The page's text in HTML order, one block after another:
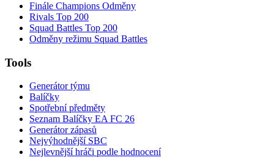
Finále Champions Odměny
Rivals Top 200
Squad Battles Top 200
Odměny režimu Squad Battles
Tools
Generátor týmu
Balíčky
Spotřební předměty
Seznam Balíčky EA FC 26
Generátor zápasů
Nejvýhodnější SBC
Nejlevnější hráči podle hodnocení